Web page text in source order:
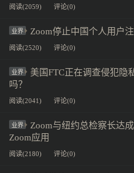
阅读(2059) 评论(0)
业界 Zoom停止中国个人用户
阅读(2520) 评论(0)
业界
美国FTC正在调查侵犯隐
吗？
阅读(2041) 评论(0)
业界
Zoom与纽约总检察长达
Zoom应用
阅读(2180) 评论(0)